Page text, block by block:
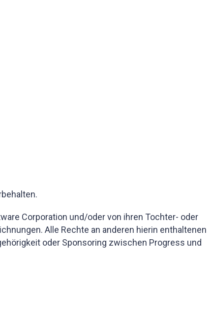
Corporation und/oder von ihren Tochter- oder
Alle Rechte an anderen hierin enthaltenen
oder Sponsoring zwischen Progress und